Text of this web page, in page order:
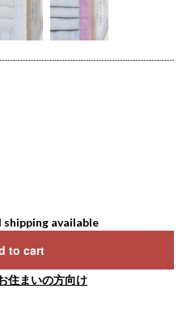
available
to cart
住まいの方向け